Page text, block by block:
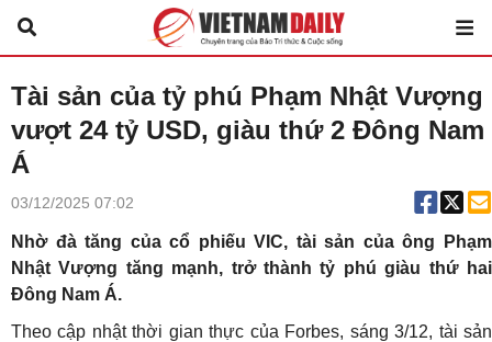
Tài sản của tỷ phú Phạm Nhật Vượng
vượt 24 tỷ USD, giàu thứ 2 Đông Nam
Á
03/12/2025 07:02
Nhờ đà tăng của cổ phiếu VIC, tài sản của ông Phạm
Nhật Vượng tăng mạnh, trở thành tỷ phú giàu thứ hai
Đông Nam Á.
Theo cập nhật thời gian thực của Forbes, sáng 3/12, tài sản